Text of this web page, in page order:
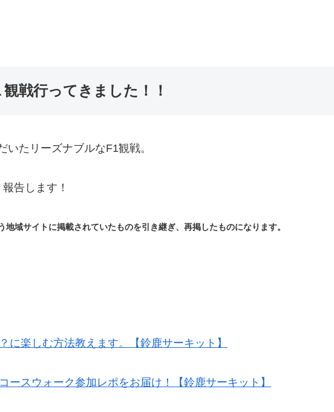
戦行ってきました！！
たリーズナブルなF1観戦。
告します！
域サイトに掲載されていたものを引き継ぎ、再掲したものになります。
に楽しむ方法教えます。【鈴鹿サーキット】
ースウォーク参加レポをお届け！【鈴鹿サーキット】